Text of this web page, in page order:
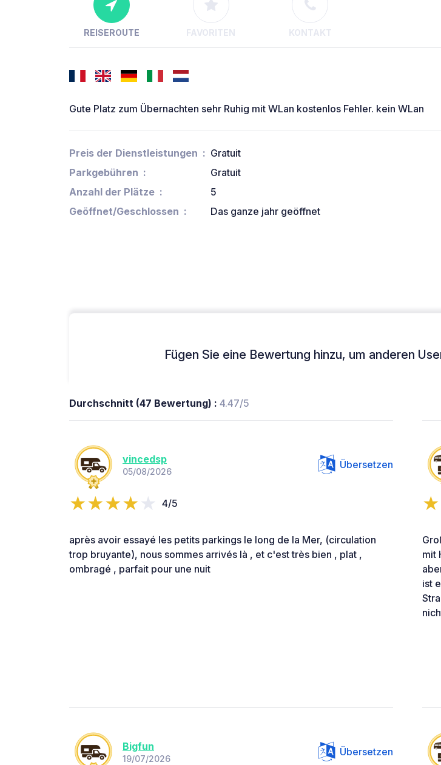
REISEROUTE FAVORITEN KONTAKT
Gute Platz zum Übernachten sehr Ruhig mit WLan kostenlos Fehler. kein WLan
Preis der Dienstleistungen
Gratuit
Parkgebühren
Gratuit
Anzahl der Plätze
5
Geöffnet/Geschlossen
Das ganze jahr geöffnet
Fügen Sie eine Bewertung hinzu, um anderen
Durchschnitt (47 Bewertung) : 4.47/5
vincedsp
05/08/2026
Übersetzen
4/5
après avoir essayé les petits parkings le long de la Mer, (circulation
trop bruyante), nous sommes arrivés là , et c'est très bien , plat ,
ombragé , parfait pour une nuit
mit
ist
Bigfun
19/07/2026
Übersetzen